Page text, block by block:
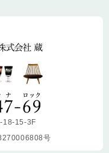
18-15-3F
号